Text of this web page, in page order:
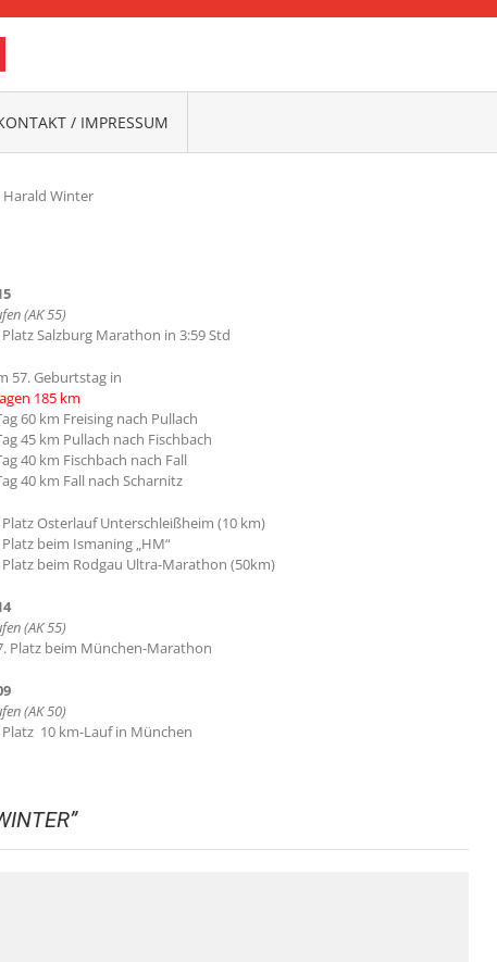
/ IMPRESSUM
Harald Winter
(AK 55)
Platz Salzburg Marathon in 3:59 Std
57. Geburtstag in
185 km
60 km Freising nach Pullach
45 km Pullach nach Fischbach
40 km Fischbach nach Fall
40 km Fall nach Scharnitz
Platz Osterlauf Unterschleißheim (10 km)
Platz beim Ismaning „HM“
Platz beim Rodgau Ultra-Marathon (50km)
(AK 55)
Platz beim München-Marathon
(AK 50)
Platz 10 km-Lauf in München
”